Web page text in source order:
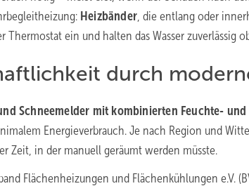
Heizbänder, die entlang oder
Thermostat ein und halten das Wasser zuverlässig
durch
Schneemelder mit kombinierten Feuchte-
Energieverbrauch. Je nach Region und
Zeit, in der manuell geräumt werden müsste.
Flächenheizungen und Flächenkühlungen e.V.